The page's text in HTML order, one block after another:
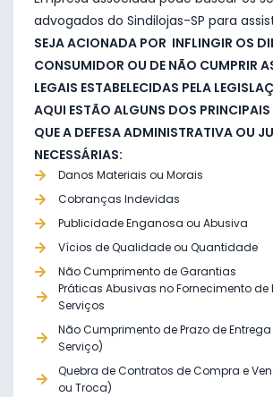
advogados do Sindilojas-SP para
SEJA ACIONADA POR INFLINGIR OS
CONSUMIDOR OU DE NÃO CUMPRIR
LEGAIS ESTABELECIDAS PELA
AQUI ESTÃO ALGUNS DOS
QUE A DEFESA ADMINISTRATIVA OU
NECESSÁRIAS:
Danos Materiais ou Morais
Cobranças Indevidas
Publicidade Enganosa ou Abusiva
Vícios de Qualidade ou Quantidade
Não Cumprimento de Garantias
Práticas Abusivas no Fornecimento de
Serviços
Não Cumprimento de Prazo de
Serviço)
Quebra de Contratos de Compra e
ou Troca)